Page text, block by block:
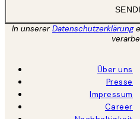
In unsererDatenschutzerklärung
Über uns
Presse
Impressum
Career